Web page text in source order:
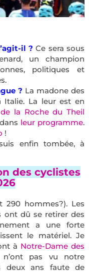
il ? Ce sera sous
un champion
politiques et
? La madone des
La leur est en
la Roche du Theil
leur programme.
!
enfin tombée, à
des cyclistes
290 hommes?). Les
ont dû se retirer des
a une forte
le matériel. Je
à Notre-Dame des
pas vu notre
deux ans faute de